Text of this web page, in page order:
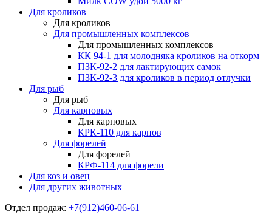
Для кроликов
Для кроликов
Для промышленных комплексов
Для промышленных комплексов
КК 94-1 для молодняка кроликов на откорм
ПЗК-92-2 для лактирующих самок
ПЗК-92-3 для кроликов в период отлучки
Для рыб
Для рыб
Для карповых
Для карповых
КРК-110 для карпов
Для форелей
Для форелей
КРФ-114 для форели
Для коз и овец
Для других животных
Отдел продаж: +7(912)460-06-61